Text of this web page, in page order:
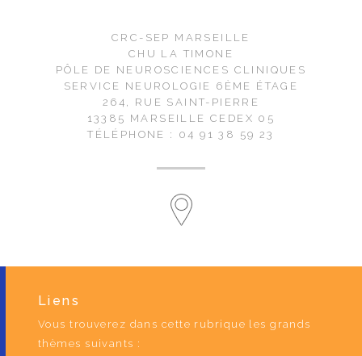
CRC-SEP MARSEILLE
CHU LA TIMONE
PÔLE DE NEUROSCIENCES CLINIQUES
SERVICE NEUROLOGIE 6ÈME ÉTAGE
264, RUE SAINT-PIERRE
13385 MARSEILLE CEDEX 05
TÉLÉPHONE : 04 91 38 59 23
Liens
Vous trouverez dans cette rubrique les grands
thèmes suivants :